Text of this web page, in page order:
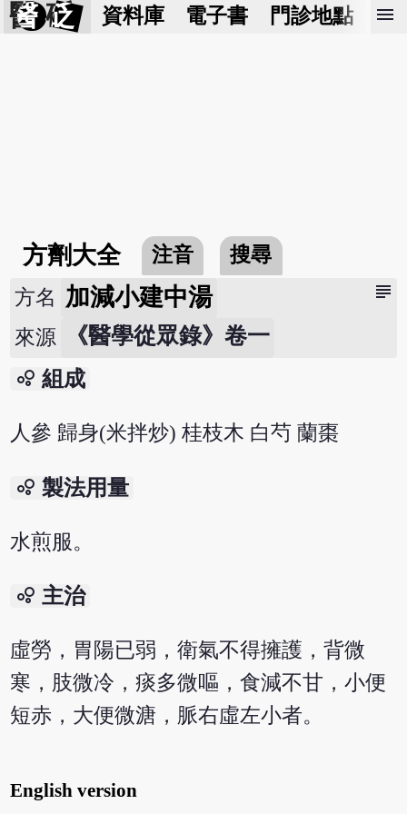
醫 砭 資料庫 電子書 門診地點 預
menu
方劑大全 注音 搜尋
subject
方名 加減小建中湯
來源 《醫學從眾錄》卷一
bubble_chart 組成
人參 歸身(米拌炒) 桂枝木 白芍 蘭棗
bubble_chart 製法用量
水煎服。
bubble_chart 主治
虛勞，胃陽已弱，衛氣不得擁護，背微
寒，肢微冷，痰多微嘔，食減不甘，小便
短赤，大便微溏，脈右虛左小者。
English version